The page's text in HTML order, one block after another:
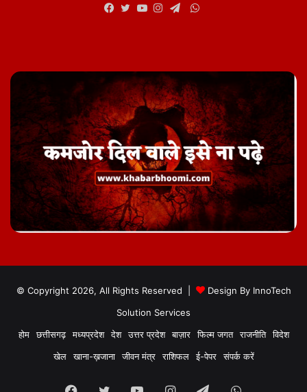
WhatsApp
© Copyright 2026, All Rights Reserved | Design By InnoTech
Solution Services
होम
छत्तीसगढ़ मध्यप्रदेश देश उत्तर प्रदेश बाज़ार फिल्म जगत राजनीति
विदेश
खेल
खाना-ख़जाना जीवन मंत्र राशिफल ई-पेपर संपर्क करें